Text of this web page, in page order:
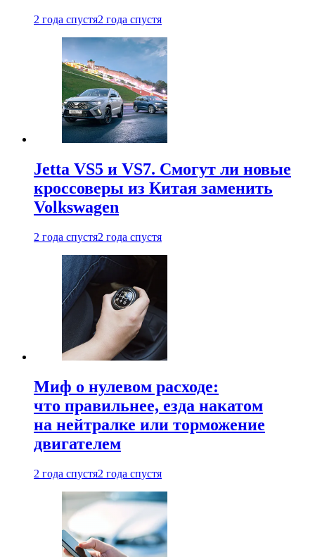
2 года спустя2 года спустя
Jetta VS5 и VS7. Смогут ли новые
кроссоверы из Китая заменить
Volkswagen
2 года спустя2 года спустя
Миф о нулевом расходе:
что правильнее, езда накатом
на нейтралке или торможение
двигателем
2 года спустя2 года спустя